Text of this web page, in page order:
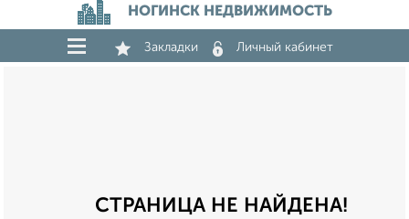
НОГИНСК НЕДВИЖИМОСТЬ
Закладки Личный кабинет
СТРАНИЦА НЕ НАЙДЕНА!